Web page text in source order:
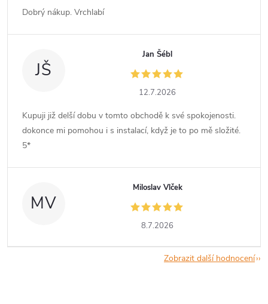
Dobrý nákup. Vrchlabí
JŠ
Jan Šébl
12.7.2026
Kupuji již delší dobu v tomto obchodě k své spokojenosti.
dokonce mi pomohou i s instalací, když je to po mě složité.
5*
MV
Miloslav Vlček
8.7.2026
Zobrazit další hodnocení